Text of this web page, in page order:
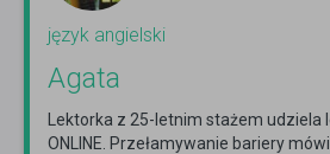
język angielski
Agata
Lektorka z 25-letnim stażem udziela
ONLINE. Przełamywanie bariery